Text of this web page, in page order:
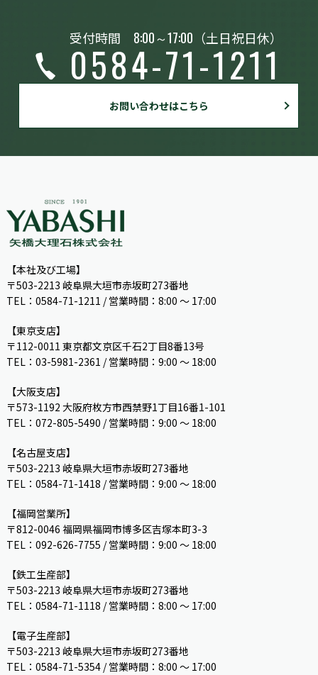
受付時間 8:00～17:00 （土日祝日休）
0584-71-1211
お問い合わせはこちら
【本社及び工場】
〒503-2213 岐阜県大垣市赤坂町273番地
TEL：0584-71-1211 / 営業時間：8:00 ～ 17:00
【東京支店】
〒112-0011 東京都文京区千石2丁目8番13号
TEL：03-5981-2361 / 営業時間：9:00 〜 18:00
【大阪支店】
〒573-1192 大阪府枚方市西禁野1丁目16番1-101
TEL：072-805-5490 / 営業時間：9:00 ～ 18:00
【名古屋支店】
〒503-2213 岐阜県大垣市赤坂町273番地
TEL：0584-71-1418 / 営業時間：9:00 ～ 18:00
【福岡営業所】
〒812-0046 福岡県福岡市博多区吉塚本町3-3
TEL：092-626-7755 / 営業時間：9:00 〜 18:00
【鉄工生産部】
〒503-2213 岐阜県大垣市赤坂町273番地
TEL：0584-71-1118 / 営業時間：8:00 ～ 17:00
【電子生産部】
〒503-2213 岐阜県大垣市赤坂町273番地
TEL：0584-71-5354 / 営業時間：8:00 〜 17:00